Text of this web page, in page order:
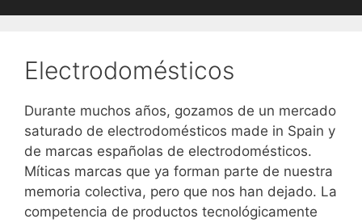
Electrodomésticos
Durante muchos años, gozamos de un mercado
saturado de electrodomésticos made in Spain y
de marcas españolas de electrodomésticos.
Míticas marcas que ya forman parte de nuestra
memoria colectiva, pero que nos han dejado. La
competencia de productos tecnológicamente